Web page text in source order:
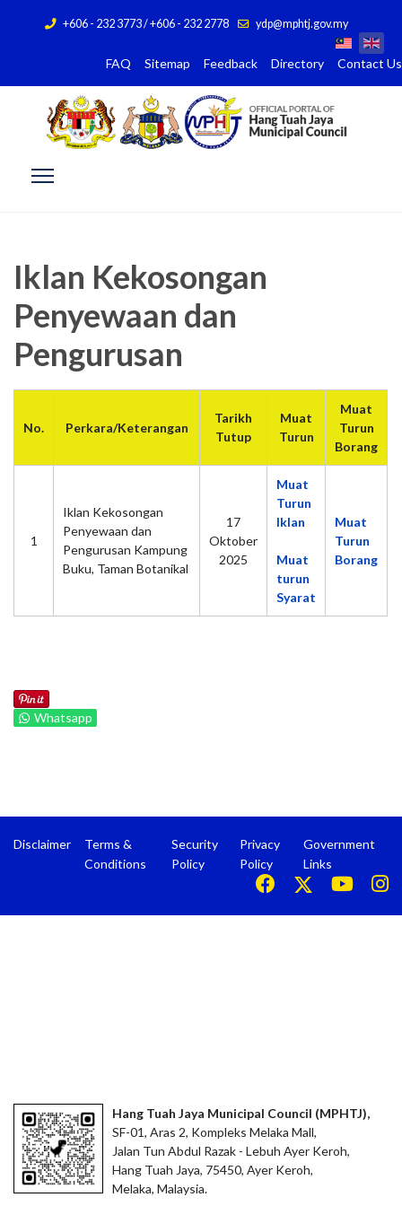
+606 - 232 3773 / +606 - 232 2778 ydp@mphtj.gov.my
FAQ Sitemap Feedback Directory Contact Us
Iklan Kekosongan
Penyewaan dan
Pengurusan
No. Perkara/Keterangan
Tarikh
Tutup
Muat
Turun
Muat
Turun
Borang
1
Iklan Kekosongan
Penyewaan dan
Pengurusan Kampung
Buku, Taman Botanikal
17
Oktober
2025
Muat
Turun
Iklan
Muat
turun
Syarat
Muat
Turun
Borang
Whatsapp
Disclaimer
Terms &
Conditions
Security
Policy
Privacy
Policy
Government
Links
Hang Tuah Jaya Municipal Council (MPHTJ),
SF-01, Aras 2, Kompleks Melaka Mall,
Jalan Tun Abdul Razak - Lebuh Ayer Keroh,
Hang Tuah Jaya, 75450, Ayer Keroh,
Melaka, Malaysia.